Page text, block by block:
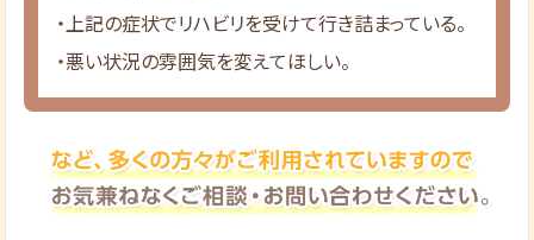
・上記の症状でリハビリを受けて行き詰まっている。
・悪い状況の雰囲気を変えてほしい。